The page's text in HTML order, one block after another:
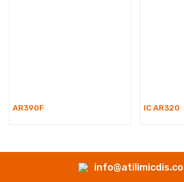
AR390F IC AR320